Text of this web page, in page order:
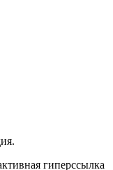
гиперссылка